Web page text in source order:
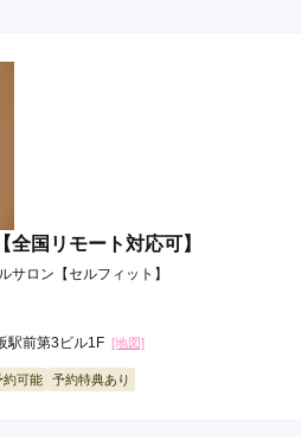
国リモート対応可】
サロン【セルフィット】
駅前第3ビル1F [地図]
約可能 予約特典あり